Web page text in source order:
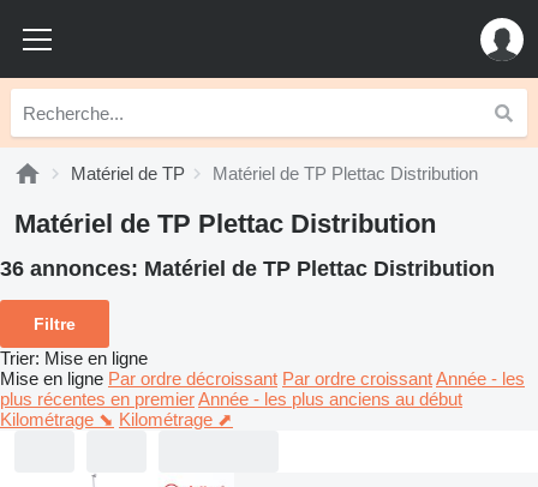
Matériel de TP Matériel de TP Plettac Distribution
Matériel de TP Plettac Distribution
36 annonces: Matériel de TP Plettac Distribution
Filtre
Trier: Mise en ligne
Mise en ligne Par ordre décroissant Par ordre croissantAnnée - les
plus récentes en premierAnnée - les plus anciens au début
Kilométrage ⬊ Kilométrage ⬈